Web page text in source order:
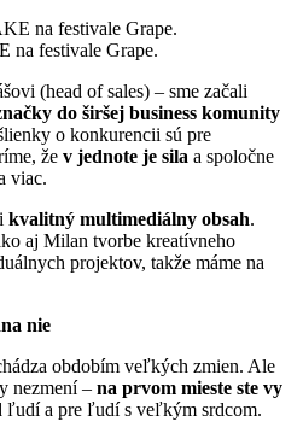
na festivale Grape.
(head of sales) – sme začali
do širšej business komunity
o konkurencii sú pre
že v jednote je sila a spoločne
viac.
kvalitný multimediálny obsah.
aj Milan tvorbe kreatívneho
projektov, takže máme na
nie
obdobím veľkých zmien. Ale
nezmení – na prvom mieste ste vy
ľudí a pre ľudí s veľkým srdcom.